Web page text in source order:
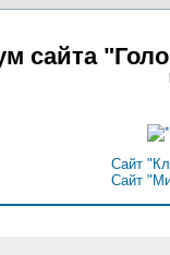
сайта
Сайт
Сайт